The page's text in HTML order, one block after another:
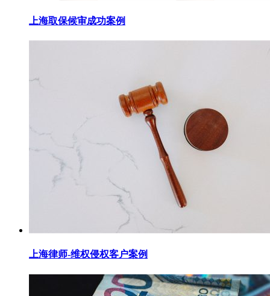
上海取保候审成功案例
上海律师-维权侵权客户案例